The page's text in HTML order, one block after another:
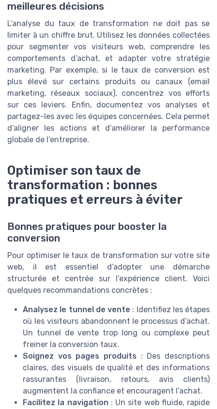
meilleures décisions
L’analyse du taux de transformation ne doit pas se
limiter à un chiffre brut. Utilisez les données collectées
pour segmenter vos visiteurs web, comprendre les
comportements d’achat, et adapter votre stratégie
marketing. Par exemple, si le taux de conversion est
plus élevé sur certains produits ou canaux (email
marketing, réseaux sociaux), concentrez vos efforts
sur ces leviers. Enfin, documentez vos analyses et
partagez-les avec les équipes concernées. Cela permet
d’aligner les actions et d’améliorer la performance
globale de l’entreprise.
Optimiser son taux de
transformation : bonnes
pratiques et erreurs à éviter
Bonnes pratiques pour booster la
conversion
Pour optimiser le taux de transformation sur votre site
web, il est essentiel d’adopter une démarche
structurée et centrée sur l’expérience client. Voici
quelques recommandations concrètes :
Analysez le tunnel de vente : Identifiez les étapes
où les visiteurs abandonnent le processus d’achat.
Un tunnel de vente trop long ou complexe peut
freiner la conversion taux.
Soignez vos pages produits : Des descriptions
claires, des visuels de qualité et des informations
rassurantes (livraison, retours, avis clients)
augmentent la confiance et encouragent l’achat.
Facilitez la navigation : Un site web fluide, rapide